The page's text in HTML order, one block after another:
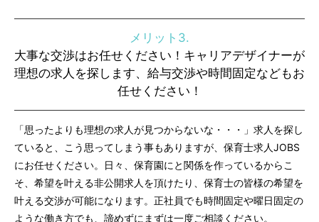
メリット3.
大事な交渉はお任せください！キャリアデザイナーが
理想の求人を探します、給与交渉や時間固定などもお
任せください！
「思ったよりも理想の求人が見つからないな・・・」求人を探し
ていると、こう思ってしまう事もありますが、保育士求人JOBS
にお任せください。日々、保育園にと関係を作っているからこ
そ、希望を叶える非公開求人を頂けたり、保育士の皆様の希望を
叶える交渉が可能になります。正社員でも時間固定や曜日固定の
ような働き方でも、諦めずにまずは一度ご相談ください。